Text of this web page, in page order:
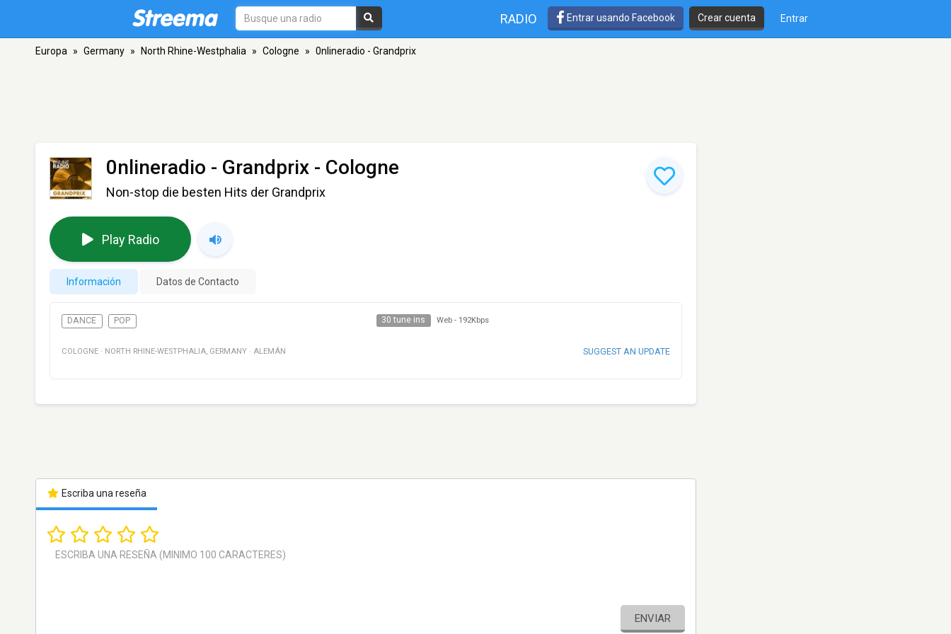
RADIO Entrar usando Facebook Crear cuenta Entrar
Europa » Germany » North Rhine-Westphalia » Cologne » 0nlineradio - Grandprix
0nlineradio - Grandprix - Cologne
Non-stop die besten Hits der Grandprix
Play Radio
Información Datos de Contacto
DANCE POP 30 tune ins Web - 192Kbps
COLOGNE · NORTH RHINE-WESTPHALIA, GERMANY · ALEMÁN SUGGEST AN UPDATE
Escriba una reseña
ENVIAR